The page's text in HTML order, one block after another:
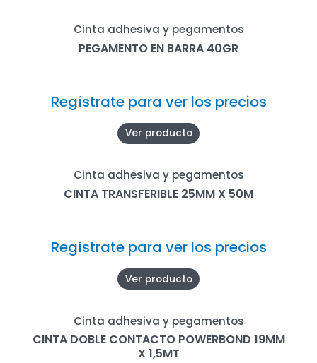
Cinta adhesiva y pegamentos
PEGAMENTO EN BARRA 40GR
Regístrate para ver los precios
Ver producto
Cinta adhesiva y pegamentos
CINTA TRANSFERIBLE 25MM X 50M
Regístrate para ver los precios
Ver producto
Cinta adhesiva y pegamentos
CINTA DOBLE CONTACTO POWERBOND 19MM
X 1,5MT